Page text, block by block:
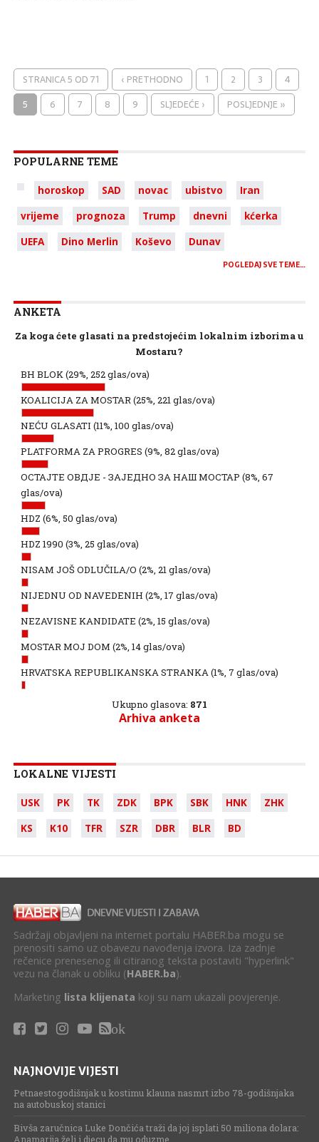
STRANICA 5 OD 71 ‹ PRETHODNO 1 2 3
4
5
6 7 8 9 SLJEDEĆE › POSLJEDNJE »
POPULARNE TEME
horoskop SAD novac ubistvo
Iran
vrijeme
prognoza Trump dnevni
kćerka
UEFA
Dino Merlin Koševo Dunav
POGLEDAJ SVE TEME…
ANKETA
Za koga ćete glasati na predstojećim lokalnim izborima u
Mostaru?
BH BLOK(29%, 252 glas/ova)
KOALICIJA ZA MOSTAR(25%, 221 glas/ova)
NEĆU GLASATI (11%, 100 glas/ova)
PLATFORMA ZA PROGRES (9%, 82 glas/ova)
ОСТАЈТЕ ОВДЈЕ - ЗАЈЕДНО ЗА НАШ МОСТАР (8%, 67
glas/ova)
HDZ (6%, 50 glas/ova)
HDZ 1990 (3%, 25 glas/ova)
NISAM JOŠ ODLUČILA/O (2%, 21 glas/ova)
NIJEDNU OD NAVEDENIH (2%, 17 glas/ova)
NEZAVISNE KANDIDATE (2%, 15 glas/ova)
MOSTAR MOJ DOM (2%, 14 glas/ova)
HRVATSKA REPUBLIKANSKA STRANKA(1%, 7 glas/ova)
Ukupno glasova: 871
Arhiva anketa
LOKALNE VIJESTI
USK PK TK ZDK BPK SBK HNK
ZHK
KS
K10 TFR SZR DBR BLR BD
Sadržaji objavljeni na internet portalu HABER.ba mogu se
prenositi samo uz obavezu navođenja izvora. Iza zadnje
rečenice prenesenog ili citiranog teksta postaviti "hyperlink"
vezu na članak u obliku (HABER.ba).
Marketing lista klijenata koji su nam ukazali povjerenje.
ok
NAJNOVIJE VIJESTI
Petnaestogodišnjak u kostimu klauna nasmrt izbo 78-godišnjaka
na autobuskoj stanici
Bivša zaručnica Luke Dončića traži da joj isplati 50 miliona dolara:
Anamarija želi i djecu da mu oduzme